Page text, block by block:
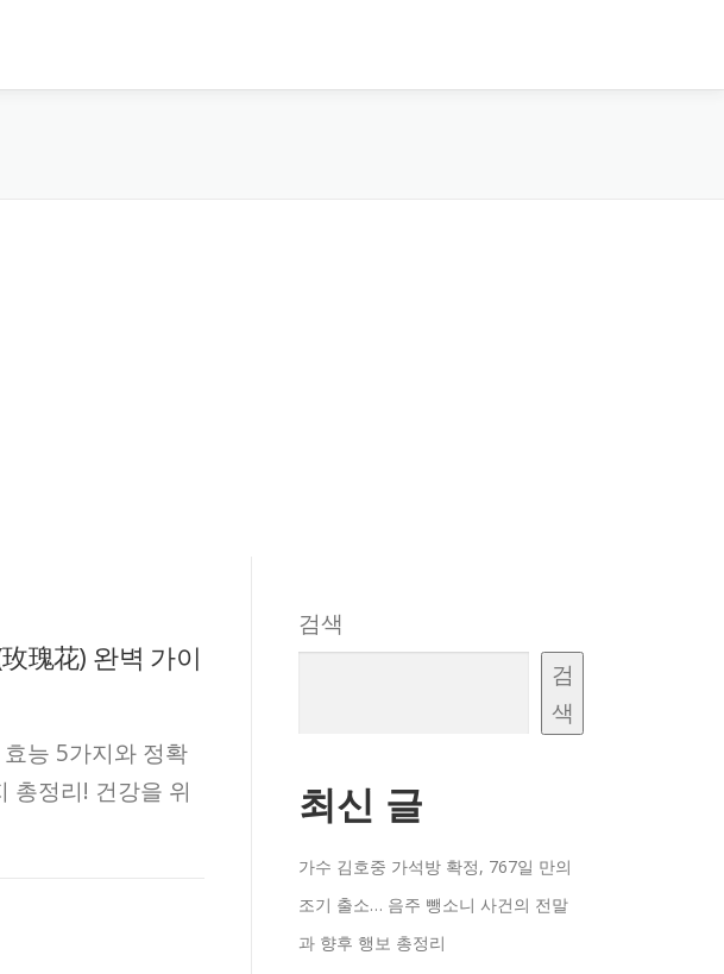
瑰花) 완벽 가이
능 5가지와 정확
총정리! 건강을 위
검색
검
색
최신 글
가수 김호중 가석방 확정, 767일 만의
조기 출소… 음주 뺑소니 사건의 전말
과 향후 행보 총정리